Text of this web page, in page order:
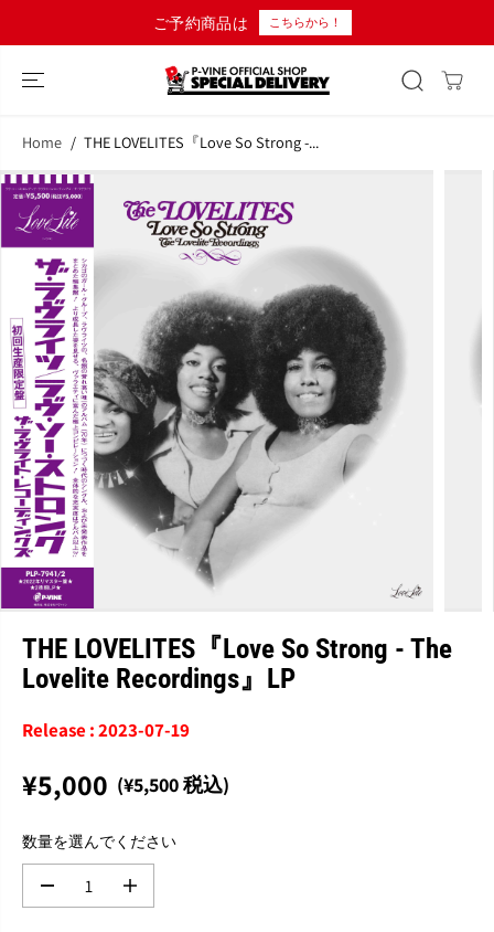
ご予約商品は こちらから！
Home THE LOVELITES『Love So Strong -...
商品情報へスキ
ップ
THE LOVELITES『Love So Strong - The
Lovelite Recordings』LP
Release : 2023-07-19
通
価
格
¥5,000 (¥5,500 税込)
数量を選んでください
数